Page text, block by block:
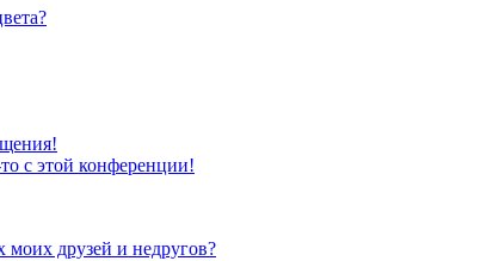
с этой конференции!
моих друзей и недругов?